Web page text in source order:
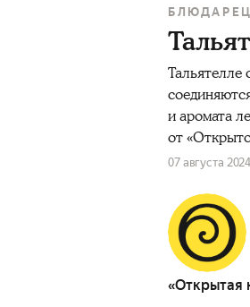
БЛЮДА
и аромата
от
07 августа 2024
«Открытая